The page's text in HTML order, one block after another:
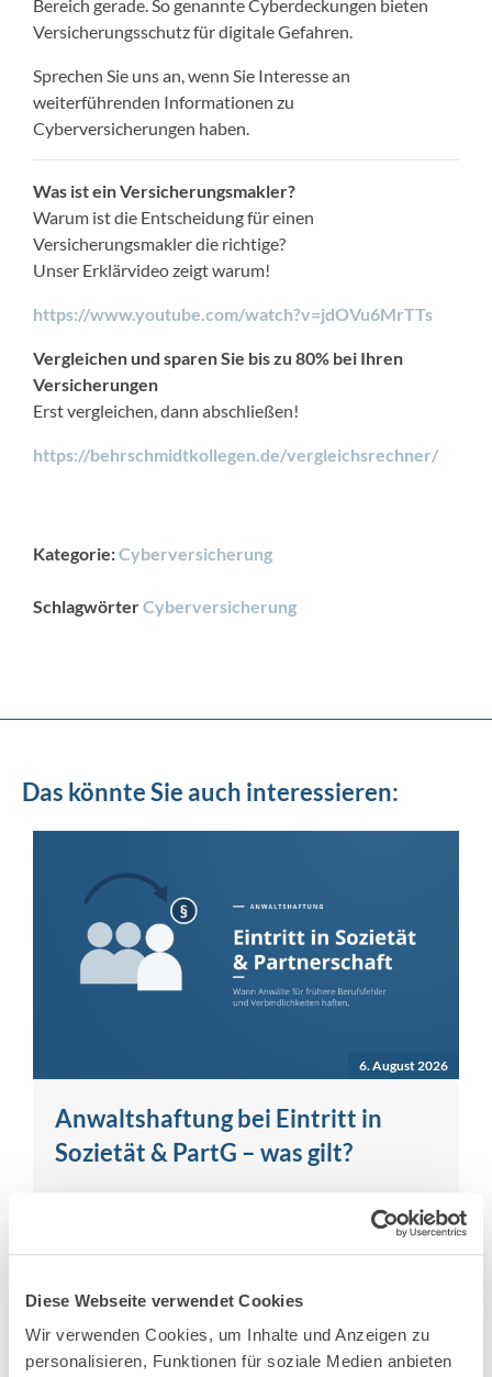
Diese Webseite verwendet Cookies
Wir verwenden Cookies, um Inhalte und Anzeigen zu
personalisieren, Funktionen für soziale Medien anbieten
Bereich gerade. So genannte Cyberdeckungen bieten
Versicherungsschutz für digitale Gefahren.
Sprechen Sie uns an, wenn Sie Interesse an
weiterführenden Informationen zu
Cyberversicherungen haben.
Was ist ein Versicherungsmakler?
Warum ist die Entscheidung für einen
Versicherungsmakler die richtige?
Unser Erklärvideo zeigt warum!
https://www.youtube.com/watch?v=jdOVu6MrTTs
Vergleichen und sparen Sie bis zu 80% bei Ihren
Versicherungen
Erst vergleichen, dann abschließen!
https://behrschmidtkollegen.de/vergleichsrechner/
Kategorie:Cyberversicherung
SchlagwörterCyberversicherung
Das könnte Sie auch interessieren:
6. August 2026
Anwaltshaftung bei Eintritt in
Sozietät & PartG – was gilt?
Haftung für frühere Berufsfehler und Schäden bei
Eintritt in eine Sozietät oder Partnerschaft Der
Eintritt in eine Sozietät oder
Mehr erfahren